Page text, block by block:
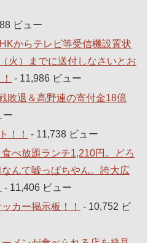
ビュー
からテレビ等受信機設置状
火）までに送付しなさいとお
- 11,986 ビュー
退＆高野連の寄付金18億
ー
！！
- 11,738 ビュー
食べ放題ランチ1,210円。どろ
んて嘘っぱちやん。誇大広
- 11,406 ビュー
ー掲示板！！
- 10,752 ビ